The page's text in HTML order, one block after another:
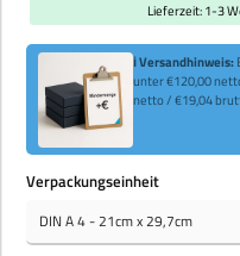
Lieferzeit: 1-3
ℹ Versandhinweis:
unter €120,00
netto / €19,04
Verpackungseinheitauswählen